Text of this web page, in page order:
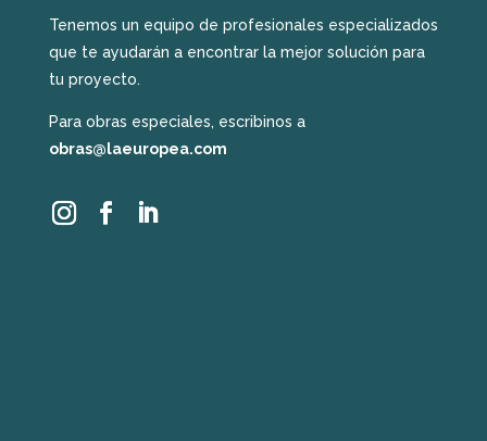
Tenemos un equipo de profesionales especializados
que te ayudarán a encontrar la mejor solución para
tu proyecto.
Para obras especiales, escribinos a
obras@laeuropea.com